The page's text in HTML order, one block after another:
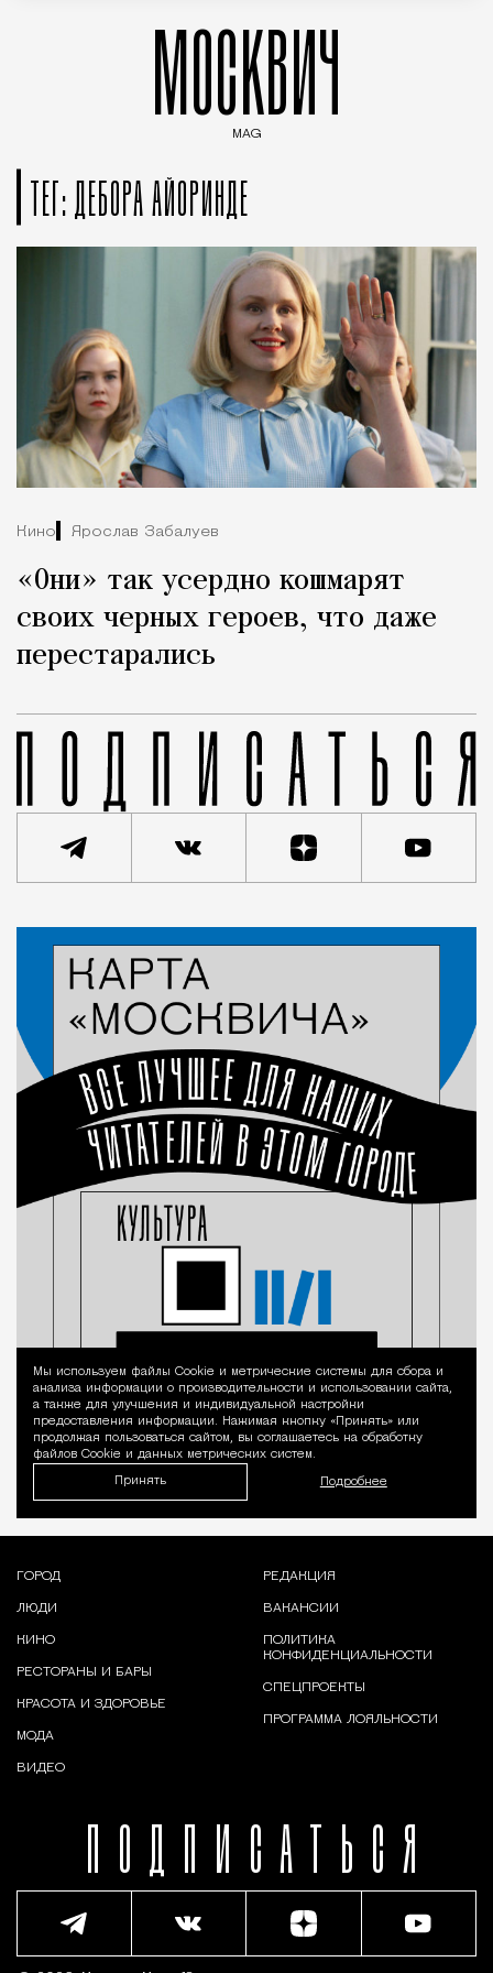
МОСКВИЧ
MAG
ТЕГ: ДЕБОРА АЙОРИНДЕ
Кино Ярослав Забалуев
«Они» так усердно кошмарят
своих черных героев, что даже
перестарались
Уведомление
Мы используем файлы Сookie и метрические системы для сбора и
анализа информации о производительности и использовании сайта,
а также для улучшения и индивидуальной настройки
предоставления информации. Нажимая кнопку «Принять» или
продолжая пользоваться сайтом, вы соглашаетесь на обработку
файлов Cookie и данных метрических систем.
Принять Подробнее
ПОДПИСАТЬСЯ
ГОРОД
ЛЮДИ
КИНО
РЕСТОРАНЫ И БАРЫ
КРАСОТА И ЗДОРОВЬЕ
МОДА
ВИДЕО
РЕДАКЦИЯ
ВАКАНСИИ
ПОЛИТИКА
КОНФИДЕНЦИАЛЬНОСТИ
СПЕЦПРОЕКТЫ
ПРОГРАММА ЛОЯЛЬНОСТИ